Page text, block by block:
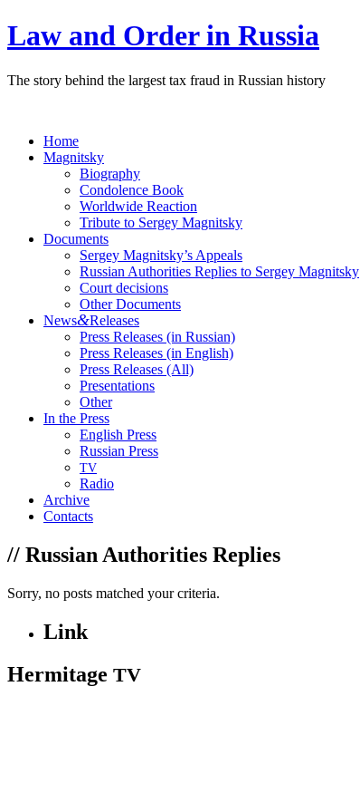
Law and Order in Russia
The story behind the largest tax fraud in Russian history
Home
Magnitsky
Biography
Condolence Book
Worldwide Reaction
Tribute to Sergey Magnitsky
Documents
Sergey Magnitsky’s Appeals
Russian Authorities Replies to Sergey Magnitsky
Court decisions
Other Documents
News&Releases
Press Releases (in Russian)
Press Releases (in English)
Press Releases (All)
Presentations
Other
In the Press
English Press
Russian Press
TV
Radio
Archive
Contacts
// Russian Authorities Replies
Sorry, no posts matched your criteria.
Link
Hermitage TV